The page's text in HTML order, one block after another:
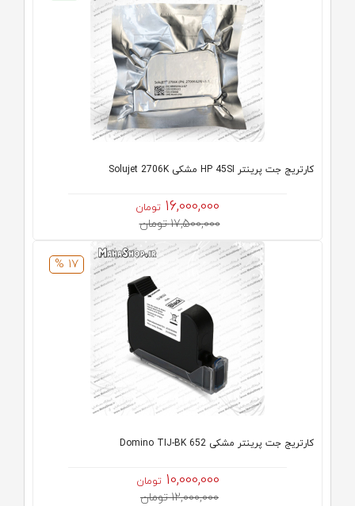
کارتریج جت پرینتر HP 45SI مشکی Solujet 2706K
16,000,000 تومان
17,500,000 تومان
17 %
کارتریج جت پرینتر مشکی Domino TIJ-BK 652
10,000,000 تومان
12,000,000 تومان